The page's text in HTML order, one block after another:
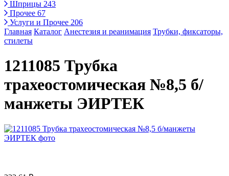
Шприцы 243
Прочее 67
Услуги и Прочее 206
Главная Каталог Анестезия и реанимация Трубки, фиксаторы,
стилеты
1211085 Трубка
трахеостомическая №8,5 б/
манжеты ЭИРТЕК